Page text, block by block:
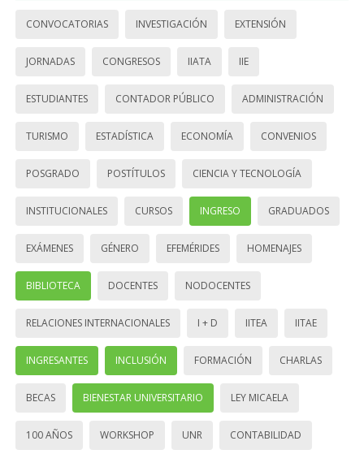
CONVOCATORIAS INVESTIGACIÓN EXTENSIÓN
JORNADAS CONGRESOS IIATA IIE
ESTUDIANTES CONTADOR PÚBLICO ADMINISTRACIÓN
TURISMO ESTADÍSTICA ECONOMÍA CONVENIOS
POSGRADO POSTÍTULOS CIENCIA Y TECNOLOGÍA
INSTITUCIONALES CURSOS INGRESO GRADUADOS
EXÁMENES GÉNERO EFEMÉRIDES HOMENAJES
BIBLIOTECA DOCENTES NODOCENTES
RELACIONES INTERNACIONALES I + D IITEA IITAE
INGRESANTES INCLUSIÓN FORMACIÓN CHARLAS
BECAS BIENESTAR UNIVERSITARIO LEY MICAELA
100 AÑOS WORKSHOP UNR CONTABILIDAD